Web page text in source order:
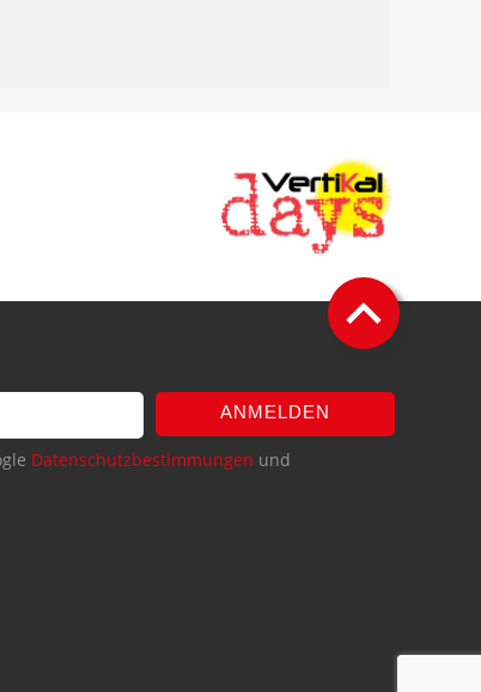
ANMELDEN
Datenschutzbestimmungen und